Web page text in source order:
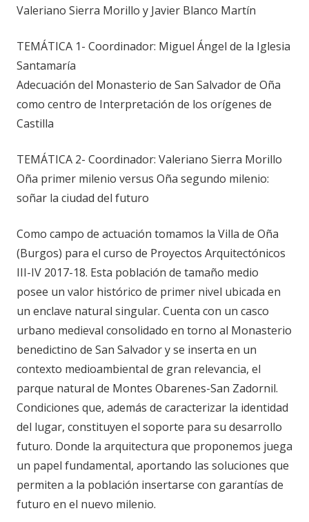
Valeriano Sierra Morillo y Javier Blanco Martín
TEMÁTICA 1- Coordinador: Miguel Ángel de la Iglesia
Santamaría
Adecuación del Monasterio de San Salvador de Oña
como centro de Interpretación de los orígenes de
Castilla
TEMÁTICA 2- Coordinador: Valeriano Sierra Morillo
Oña primer milenio versus Oña segundo milenio:
soñar la ciudad del futuro
Como campo de actuación tomamos la Villa de Oña
(Burgos) para el curso de Proyectos Arquitectónicos
III-IV 2017-18. Esta población de tamaño medio
posee un valor histórico de primer nivel ubicada en
un enclave natural singular. Cuenta con un casco
urbano medieval consolidado en torno al Monasterio
benedictino de San Salvador y se inserta en un
contexto medioambiental de gran relevancia, el
parque natural de Montes Obarenes-San Zadornil.
Condiciones que, además de caracterizar la identidad
del lugar, constituyen el soporte para su desarrollo
futuro. Donde la arquitectura que proponemos juega
un papel fundamental, aportando las soluciones que
permiten a la población insertarse con garantías de
futuro en el nuevo milenio.